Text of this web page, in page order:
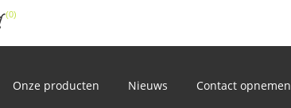
(0)
Onze producten Nieuws Contact opnemen